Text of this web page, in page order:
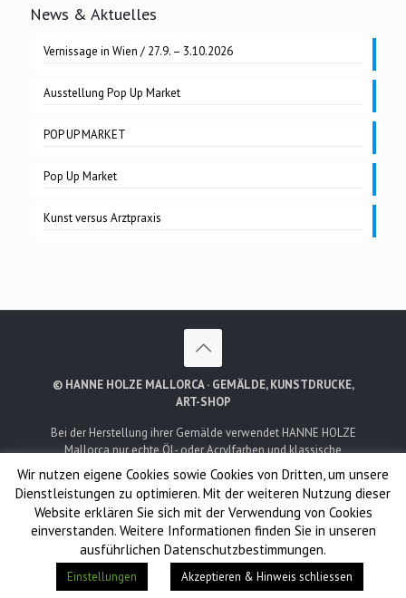
News & Aktuelles
Vernissage in Wien / 27.9. – 3.10.2026
Ausstellung Pop Up Market
POP UP MARKET
Pop Up Market
Kunst versus Arztpraxis
© HANNE HOLZE MALLORCA · GEMÄLDE, KUNSTDRUCKE,
ART-SHOP
Bei der Herstellung ihrer Gemälde verwendet HANNE HOLZE
Mallorca nur echte Öl- oder Acrylfarben und klassische
Leinwände. Es werden dabei keine Vordrucke oder andere
technische Verfahren eingesetzt. Schicht um Schicht und
Pinselstrich für Pinselstrich -Traditionell erschaffene
Gemälde!
Layout & Coding by wddp websolutions B.V.
Wir nutzen eigene Cookies sowie Cookies von Dritten, um unsere
Dienstleistungen zu optimieren. Mit der weiteren Nutzung dieser
Website erklären Sie sich mit der Verwendung von Cookies
einverstanden. Weitere Informationen finden Sie in unseren
ausführlichen Datenschutzbestimmungen.
Einstellungen Akzeptieren & Hinweis schliessen